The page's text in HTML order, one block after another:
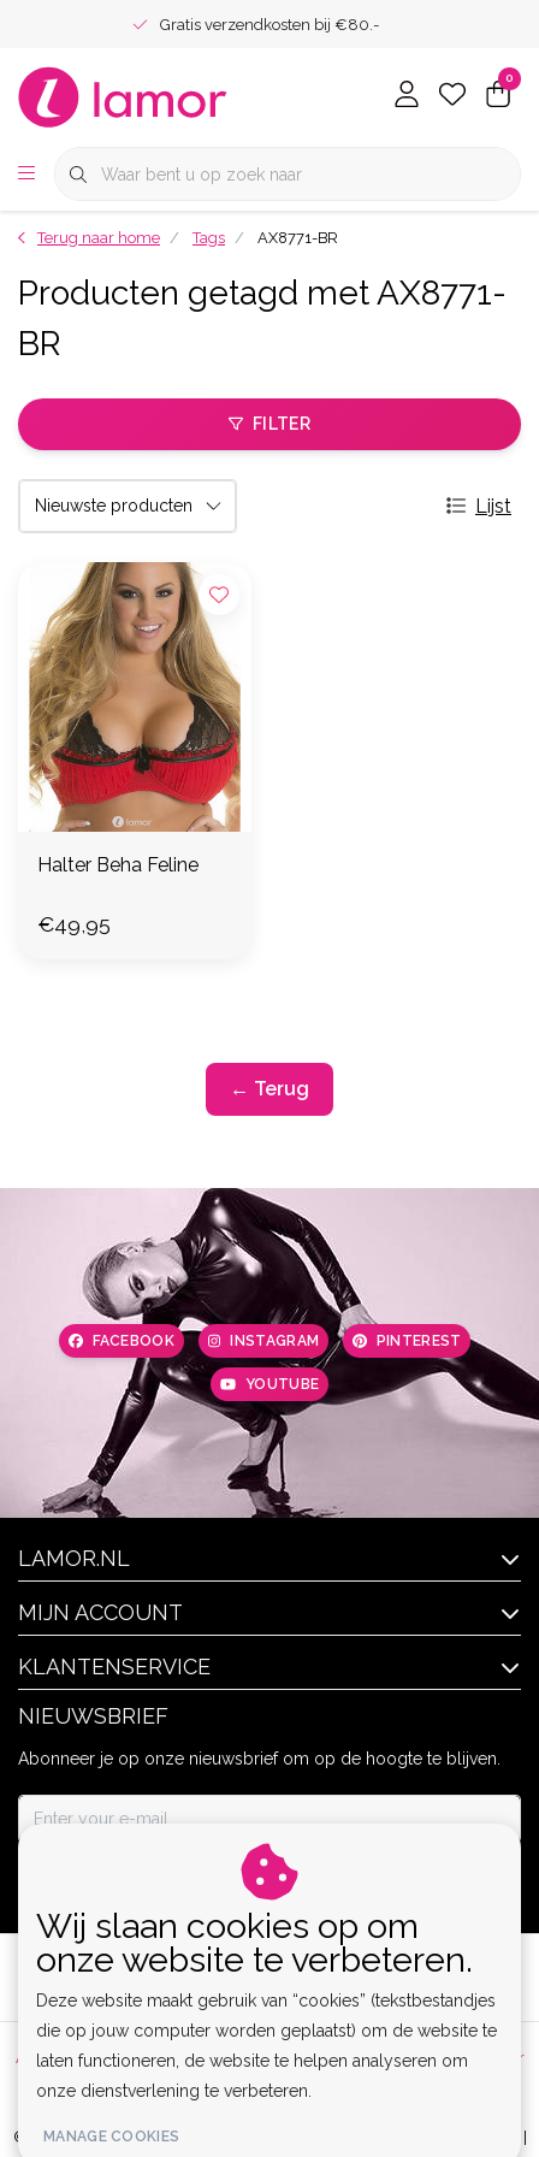
Gratis verzendkosten bij €80.-
0
Terug naar home Tags AX8771-BR
Producten getagd met AX8771-
BR
FILTER
Lijst
Halter Beha Feline
€49,95
← Terug
FACEBOOK INSTAGRAM PINTEREST
YOUTUBE
LAMOR.NL
MIJN ACCOUNT
KLANTENSERVICE
NIEUWSBRIEF
Abonneer je op onze nieuwsbrief om op de hoogte te blijven.
Algemene voorwaarden | Privacy Policy | Sitemap |
Disclaimer
RSS Feed
© Copyright 2026 - Lamor | Clubwear, Lingerie & Kinky Fashion XS-6XL |
Wij slaan cookies op om
onze website te verbeteren.
Deze website maakt gebruik van “cookies” (tekstbestandjes
die op jouw computer worden geplaatst) om de website te
laten functioneren, de website te helpen analyseren om
onze dienstverlening te verbeteren.
MANAGE COOKIES